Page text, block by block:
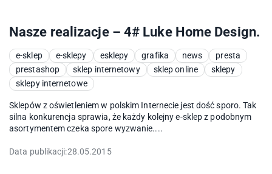
Nasze realizacje – 4# Luke Home Design.
e-sklep e-sklepy esklepy grafika news
presta
prestashop
sklep internetowy sklep online
sklepy
sklepy internetowe
Sklepów z oświetleniem w polskim Internecie jest dość sporo. Tak
silna konkurencja sprawia, że każdy kolejny e-sklep z podobnym
asortymentem czeka spore wyzwanie....
Data publikacji:28.05.2015